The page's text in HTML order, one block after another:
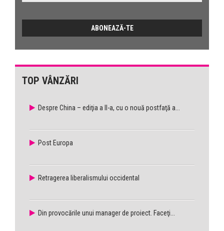
TOP VÂNZĂRI
Despre China – ediţia a II-a, cu o nouă postfaţă a...
Post Europa
Retragerea liberalismului occidental
Din provocările unui manager de proiect. Faceţi...